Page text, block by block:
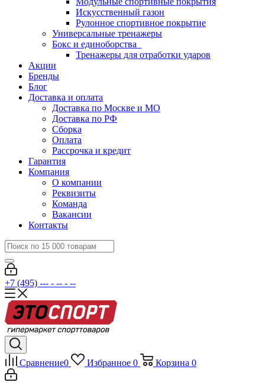
Искусственный газон
Рулонное спортивное покрытие
Универсальные тренажеры
Бокс и единоборства
Тренажеры для отработки ударов
Акции
Бренды
Блог
Доставка и оплата
Доставка по Москве и МО
Доставка по РФ
Сборка
Оплата
Рассрочка и кредит
Гарантия
Компания
О компании
Реквизиты
Команда
Вакансии
Контакты
+7 (495) --- - -- - --
Сравнение0 Избранное 0 Корзина 0